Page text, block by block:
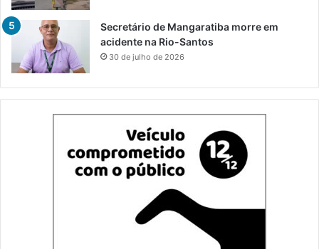
Secretário de Mangaratiba morre em
acidente na Rio-Santos
30 de julho de 2026